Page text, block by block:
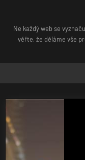
contentNe každý web se
věřte, že děláme vše